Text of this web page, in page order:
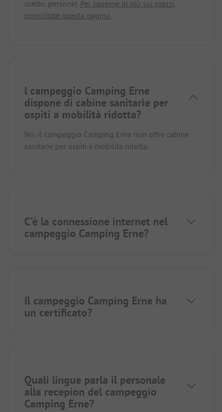
scelto, persone). Per saperne di più sui prezzi,
consultate questa pagina.
l campeggio Camping Erne
dispone di cabine sanitarie per
ospiti a mobilità ridotta?
No, il campeggio Camping Erne non offre cabine
sanitarie per ospiti a mobilità ridotta.
C'è la connessione internet nel
campeggio Camping Erne?
Il campeggio Camping Erne ha
un certificato?
Quali lingue parla il personale
alla recepion del campeggio
Camping Erne?